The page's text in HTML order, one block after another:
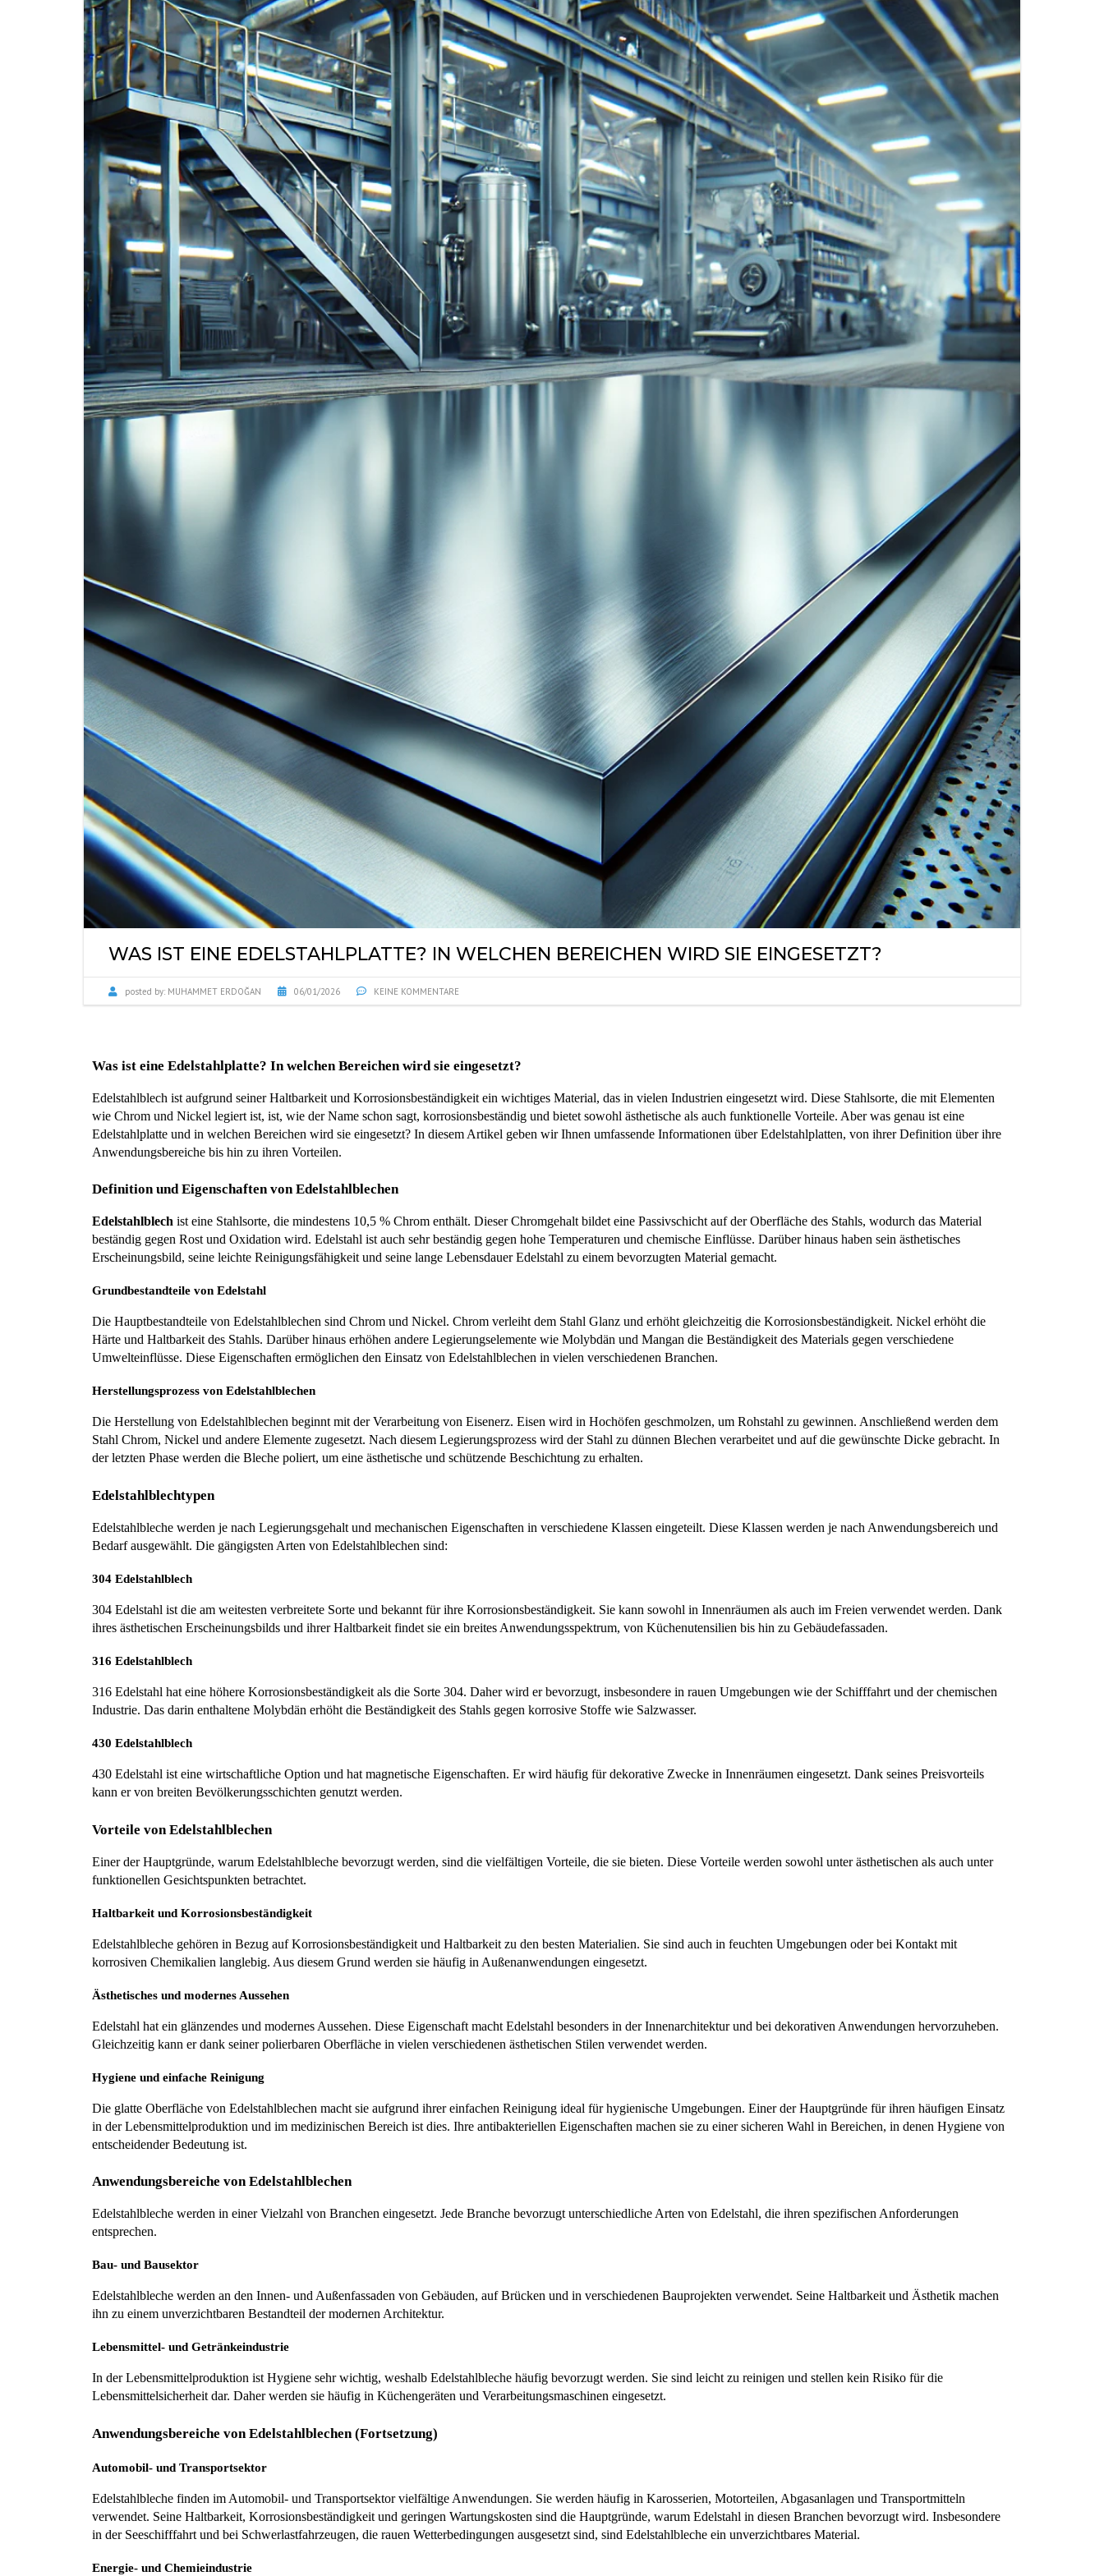
EDELSTAHLPRODUKTE FITTINGS MATERIALIEN
FILTER
WAS IST EINE EDELSTAHLPLATTE? IN WELCHEN BEREICHEN WIRD SIE EINGESETZT?
posted by: MUHAMMET ERDOĞAN 06/01/2026 KEINE KOMMENTARE
Was ist eine Edelstahlplatte? In welchen Bereichen wird sie eingesetzt?
Edelstahlblech ist aufgrund seiner Haltbarkeit und Korrosionsbeständigkeit ein wichtiges Material, das in vielen Industrien eingesetzt wird. Diese Stahlsorte, die mit Elementen
wie Chrom und Nickel legiert ist, ist, wie der Name schon sagt, korrosionsbeständig und bietet sowohl ästhetische als auch funktionelle Vorteile. Aber was genau ist eine
Edelstahlplatte und in welchen Bereichen wird sie eingesetzt? In diesem Artikel geben wir Ihnen umfassende Informationen über Edelstahlplatten, von ihrer Definition über ihre
Anwendungsbereiche bis hin zu ihren Vorteilen.
Definition und Eigenschaften von Edelstahlblechen
Edelstahlblech ist eine Stahlsorte, die mindestens 10,5 % Chrom enthält. Dieser Chromgehalt bildet eine Passivschicht auf der Oberfläche des Stahls, wodurch das Material
beständig gegen Rost und Oxidation wird. Edelstahl ist auch sehr beständig gegen hohe Temperaturen und chemische Einflüsse. Darüber hinaus haben sein ästhetisches
Erscheinungsbild, seine leichte Reinigungsfähigkeit und seine lange Lebensdauer Edelstahl zu einem bevorzugten Material gemacht.
Grundbestandteile von Edelstahl
Die Hauptbestandteile von Edelstahlblechen sind Chrom und Nickel. Chrom verleiht dem Stahl Glanz und erhöht gleichzeitig die Korrosionsbeständigkeit. Nickel erhöht die
Härte und Haltbarkeit des Stahls. Darüber hinaus erhöhen andere Legierungselemente wie Molybdän und Mangan die Beständigkeit des Materials gegen verschiedene
Umwelteinflüsse. Diese Eigenschaften ermöglichen den Einsatz von Edelstahlblechen in vielen verschiedenen Branchen.
Herstellungsprozess von Edelstahlblechen
Die Herstellung von Edelstahlblechen beginnt mit der Verarbeitung von Eisenerz. Eisen wird in Hochöfen geschmolzen, um Rohstahl zu gewinnen. Anschließend werden dem
Stahl Chrom, Nickel und andere Elemente zugesetzt. Nach diesem Legierungsprozess wird der Stahl zu dünnen Blechen verarbeitet und auf die gewünschte Dicke gebracht. In
der letzten Phase werden die Bleche poliert, um eine ästhetische und schützende Beschichtung zu erhalten.
Edelstahlblechtypen
Edelstahlbleche werden je nach Legierungsgehalt und mechanischen Eigenschaften in verschiedene Klassen eingeteilt. Diese Klassen werden je nach Anwendungsbereich und
Bedarf ausgewählt. Die gängigsten Arten von Edelstahlblechen sind:
304 Edelstahlblech
304 Edelstahl ist die am weitesten verbreitete Sorte und bekannt für ihre Korrosionsbeständigkeit. Sie kann sowohl in Innenräumen als auch im Freien verwendet werden. Dank
ihres ästhetischen Erscheinungsbilds und ihrer Haltbarkeit findet sie ein breites Anwendungsspektrum, von Küchenutensilien bis hin zu Gebäudefassaden.
316 Edelstahlblech
316 Edelstahl hat eine höhere Korrosionsbeständigkeit als die Sorte 304. Daher wird er bevorzugt, insbesondere in rauen Umgebungen wie der Schifffahrt und der chemischen
Industrie. Das darin enthaltene Molybdän erhöht die Beständigkeit des Stahls gegen korrosive Stoffe wie Salzwasser.
430 Edelstahlblech
430 Edelstahl ist eine wirtschaftliche Option und hat magnetische Eigenschaften. Er wird häufig für dekorative Zwecke in Innenräumen eingesetzt. Dank seines Preisvorteils
kann er von breiten Bevölkerungsschichten genutzt werden.
Vorteile von Edelstahlblechen
Einer der Hauptgründe, warum Edelstahlbleche bevorzugt werden, sind die vielfältigen Vorteile, die sie bieten. Diese Vorteile werden sowohl unter ästhetischen als auch unter
funktionellen Gesichtspunkten betrachtet.
Haltbarkeit und Korrosionsbeständigkeit
Edelstahlbleche gehören in Bezug auf Korrosionsbeständigkeit und Haltbarkeit zu den besten Materialien. Sie sind auch in feuchten Umgebungen oder bei Kontakt mit
korrosiven Chemikalien langlebig. Aus diesem Grund werden sie häufig in Außenanwendungen eingesetzt.
Ästhetisches und modernes Aussehen
Edelstahl hat ein glänzendes und modernes Aussehen. Diese Eigenschaft macht Edelstahl besonders in der Innenarchitektur und bei dekorativen Anwendungen hervorzuheben.
Gleichzeitig kann er dank seiner polierbaren Oberfläche in vielen verschiedenen ästhetischen Stilen verwendet werden.
Hygiene und einfache Reinigung
Die glatte Oberfläche von Edelstahlblechen macht sie aufgrund ihrer einfachen Reinigung ideal für hygienische Umgebungen. Einer der Hauptgründe für ihren häufigen Einsatz
in der Lebensmittelproduktion und im medizinischen Bereich ist dies. Ihre antibakteriellen Eigenschaften machen sie zu einer sicheren Wahl in Bereichen, in denen Hygiene von
entscheidender Bedeutung ist.
Anwendungsbereiche von Edelstahlblechen
Edelstahlbleche werden in einer Vielzahl von Branchen eingesetzt. Jede Branche bevorzugt unterschiedliche Arten von Edelstahl, die ihren spezifischen Anforderungen
entsprechen.
Bau- und Bausektor
Edelstahlbleche werden an den Innen- und Außenfassaden von Gebäuden, auf Brücken und in verschiedenen Bauprojekten verwendet. Seine Haltbarkeit und Ästhetik machen
ihn zu einem unverzichtbaren Bestandteil der modernen Architektur.
Lebensmittel- und Getränkeindustrie
In der Lebensmittelproduktion ist Hygiene sehr wichtig, weshalb Edelstahlbleche häufig bevorzugt werden. Sie sind leicht zu reinigen und stellen kein Risiko für die
Lebensmittelsicherheit dar. Daher werden sie häufig in Küchengeräten und Verarbeitungsmaschinen eingesetzt.
Anwendungsbereiche von Edelstahlblechen (Fortsetzung)
Automobil- und Transportsektor
Edelstahlbleche finden im Automobil- und Transportsektor vielfältige Anwendungen. Sie werden häufig in Karosserien, Motorteilen, Abgasanlagen und Transportmitteln
verwendet. Seine Haltbarkeit, Korrosionsbeständigkeit und geringen Wartungskosten sind die Hauptgründe, warum Edelstahl in diesen Branchen bevorzugt wird. Insbesondere
in der Seeschifffahrt und bei Schwerlastfahrzeugen, die rauen Wetterbedingungen ausgesetzt sind, sind Edelstahlbleche ein unverzichtbares Material.
Energie- und Chemieindustrie